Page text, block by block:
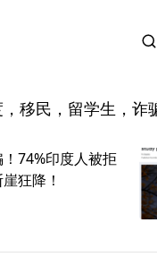
移民，留学生，诈
74%印度人被拒
狂降！